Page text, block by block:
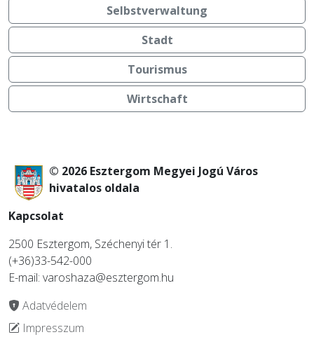
Selbstverwaltung
Stadt
Tourismus
Wirtschaft
© 2026 Esztergom Megyei Jogú Város
hivatalos oldala
Kapcsolat
2500 Esztergom, Széchenyi tér 1.
(+36)33-542-000
E-mail: varoshaza@esztergom.hu
Adatvédelem
Impresszum